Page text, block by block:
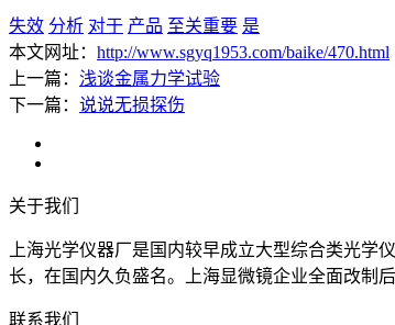
失效 分析 对于 产品 至关重要 是
本文网址： http://www.sgyq1953.com/baike/470.html
上一篇： 浅谈金属力学试验
下一篇： 说说无损探伤
关于我们
上海光学仪器厂是国内较早成立大型综合类光学
长，在国内久负盛名。上海显微镜企业全面改
联系我们